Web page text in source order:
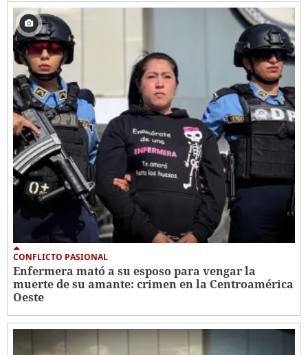
CONFLICTO PASIONAL
Enfermera mató a su esposo para vengar la
muerte de su amante: crimen en la Centroamérica
Oeste